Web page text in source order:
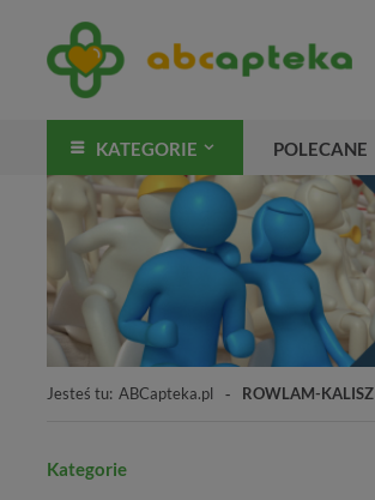
KATEGORIE POLECANE
Jesteś tu: ABCapteka.pl ROWLAM-KALISZ
Kategorie